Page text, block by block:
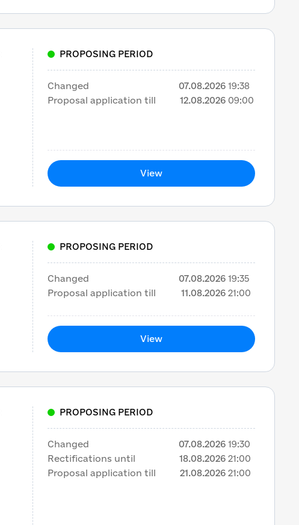
PROPOSING PERIOD
Changed 07.08.2026 19:38
Proposal application till
12.08.2026 09:00
View
PROPOSING PERIOD
Changed 07.08.2026 19:35
Proposal application till
11.08.2026 21:00
View
PROPOSING PERIOD
Changed 07.08.2026 19:30
Rectifications until
18.08.2026 21:00
Proposal application till
21.08.2026 21:00